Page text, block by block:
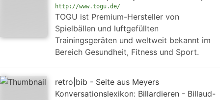
http://www.togu.de/
TOGU ist Premium-Hersteller von
Spielbällen und luftgefüllten
Trainingsgeräten und weltweit bekannt im
Bereich Gesundheit, Fitness und Sport.
retro|bib - Seite aus Meyers
Konversationslexikon: Billardieren - Billaud-